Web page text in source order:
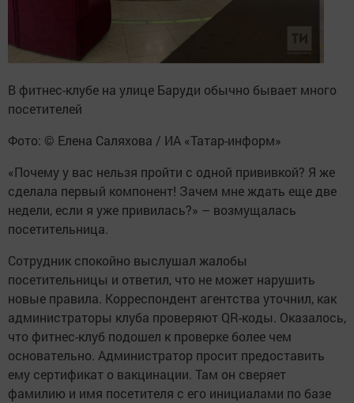
В фитнес-клубе на улице Баруди обычно бывает много
посетителей
Фото: © Елена Саляхова / ИА «Татар-информ»
«Почему у вас нельзя пройти с одной прививкой? Я же
сделала первый компонент! Зачем мне ждать еще две
недели, если я уже привилась?» – возмущалась
посетительница.
Сотрудник спокойно выслушал жалобы
посетительницы и ответил, что не может нарушить
новые правила. Корреспондент агентства уточнил, как
администраторы клуба проверяют QR-коды. Оказалось,
что фитнес-клуб подошел к проверке более чем
основательно. Администратор просит предоставить
ему сертификат о вакцинации. Там он сверяет
фамилию и имя посетителя с его инициалами по базе